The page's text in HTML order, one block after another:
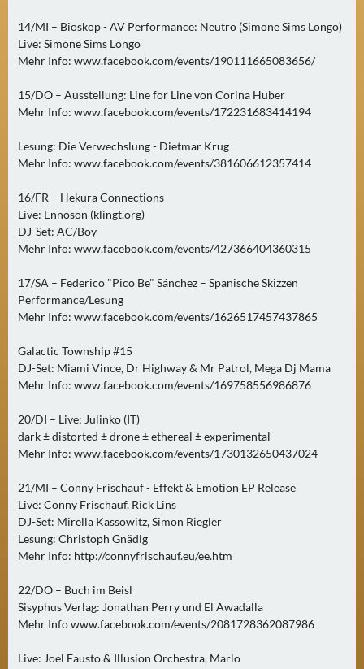
S
T
E
S
M
S
A
G
(
)
A
G
U
T
(
1
)
S
E
T
E
M
B
14/MI – Bioskop - AV Performance: Neutro (Simone Sims Longo)
Live: Simone Sims Longo
Mehr Info: www.facebook.com/events/190111665083656/
15/DO – Ausstellung: Line for Line von Corina Huber
Mehr Info: www.facebook.com/events/172231683414194
Lesung: Die Verwechslung - Dietmar Krug
Mehr Info: www.facebook.com/events/381606612357414
16/FR – Hekura Connections
Live: Ennoson (klingt.org)
DJ-Set: AC/Boy
Mehr Info: www.facebook.com/events/427366404360315
17/SA – Federico "Pico Be" Sánchez – Spanische Skizzen
Performance/Lesung
Mehr Info: www.facebook.com/events/1626517457437865
Galactic Township #15
DJ-Set: Miami Vince, Dr Highway & Mr Patrol, Mega Dj Mama
Mehr Info: www.facebook.com/events/169758556986876
20/DI – Live: Julinko (IT)
dark ± distorted ± drone ± ethereal ± experimental
Mehr Info: www.facebook.com/events/1730132650437024
21/MI – Conny Frischauf - Effekt & Emotion EP Release
Live: Conny Frischauf, Rick Lins
DJ-Set: Mirella Kassowitz, Simon Riegler
Lesung: Christoph Gnädig
Mehr Info: http://connyfrischauf.eu/ee.htm
22/DO – Buch im Beisl
Sisyphus Verlag: Jonathan Perry und El Awadalla
Mehr Info www.facebook.com/events/2081728362087986
Live: Joel Fausto & Illusion Orchestra, Marlo